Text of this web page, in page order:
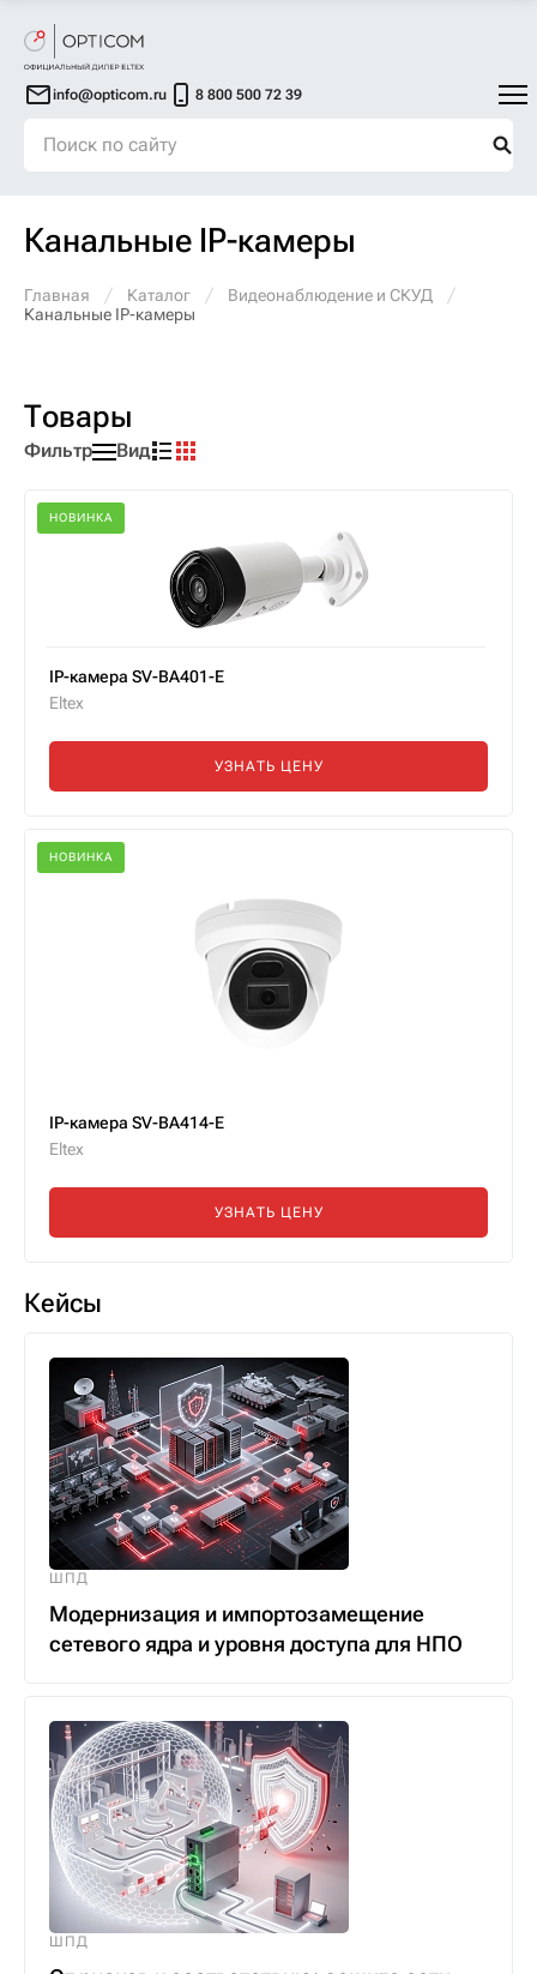
info@opticom.ru 8 800 500 72 39
Канальные IP-камеры
Главная Каталог
Видеонаблюдение и СКУД
Канальные IP-камеры
Товары
Фильтр Вид
НОВИНКА
IP-камера SV-BA401-E
Eltex
УЗНАТЬ ЦЕНУ
НОВИНКА
IP-камера SV-BA414-E
Eltex
УЗНАТЬ ЦЕНУ
Кейсы
ШПД
Модернизация и импортозамещение
сетевого ядра и уровня доступа для НПО
ШПД